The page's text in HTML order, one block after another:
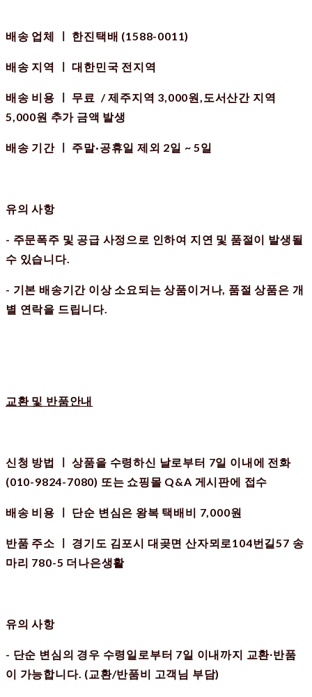
배송 업체 ㅣ 한진택배 (1588-0011)
배송 지역 ㅣ대한민국 전지역
배송 비용 ㅣ 무료 / 제주지역 3,000원,도서산간 지역
5,000원 추가 금액 발생
배송 기간 ㅣ 주말·공휴일 제외 2일 ~ 5일
유의 사항
- 주문폭주 및 공급 사정으로 인하여 지연 및 품절이 발생될
수 있습니다.
- 기본 배송기간 이상 소요되는 상품이거나, 품절 상품은 개
별 연락을 드립니다.
교환 및 반품안내
신청 방법 ㅣ상품을 수령하신 날로부터 7일 이내에 전화
(010-9824-7080) 또는 쇼핑몰 Q&A 게시판에 접수
배송 비용 ㅣ 단순 변심은 왕복 택배비 7,000원
반품 주소 ㅣ 경기도 김포시 대곶면 산자뫼로104번길57 송
마리 780-5 더나은생활
유의 사항
- 단순 변심의 경우 수령일로부터 7일 이내까지 교환∙반품
이 가능합니다. (교환/반품비 고객님 부담)